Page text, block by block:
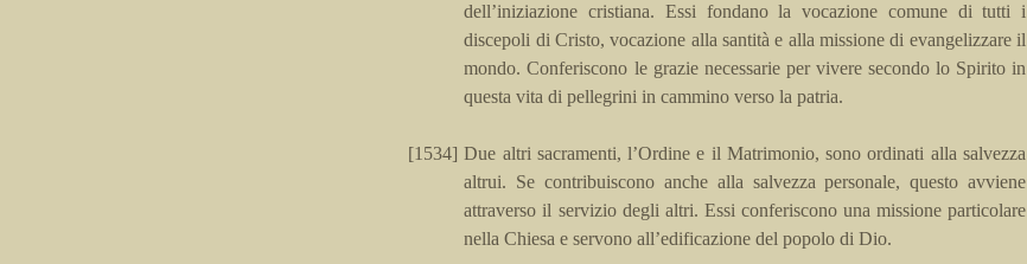
dell’iniziazione cristiana. Essi fondano la vocazione comune di tutti i
discepoli di Cristo, vocazione alla santità e alla missione di evangelizzare il
mondo. Conferiscono le grazie necessarie per vivere secondo lo Spirito in
questa vita di pellegrini in cammino verso la patria.
[1534] Due altri sacramenti, l’Ordine e il Matrimonio, sono ordinati alla salvezza
altrui. Se contribuiscono anche alla salvezza personale, questo avviene
attraverso il servizio degli altri. Essi conferiscono una missione particolare
nella Chiesa e servono all’edificazione del popolo di Dio.